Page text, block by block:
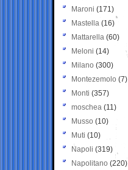
Maroni (171)
Mastella (16)
Mattarella (60)
Meloni (14)
Milano (300)
Montezemolo (7)
Monti (357)
moschea (11)
Musso (10)
Muti (10)
Napoli (319)
Napolitano (220)